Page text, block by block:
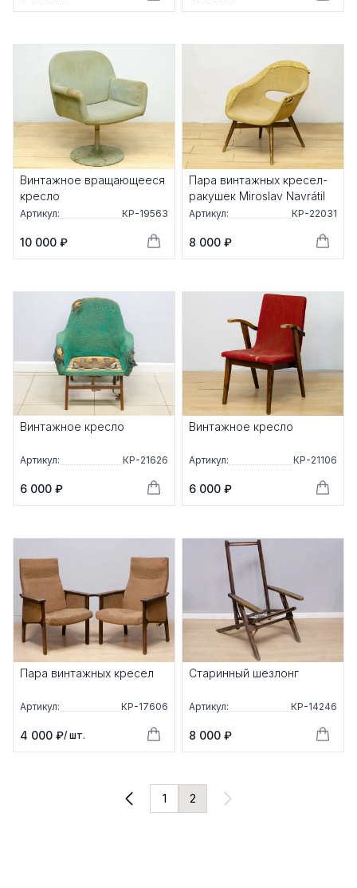
Винтажное вращающееся
кресло
Артикул: КР-19563
10 000 ₽
Пара винтажных кресел-
ракушек Miroslav Navrátil
Артикул: КР-22031
8 000 ₽
Винтажное кресло
Артикул: КР-21626
6 000 ₽
Винтажное кресло
Артикул: КР-21106
6 000 ₽
Пара винтажных кресел
Артикул: КР-17606
4 000 ₽/ шт.
Старинный шезлонг
Артикул: КР-14246
8 000 ₽
1 2